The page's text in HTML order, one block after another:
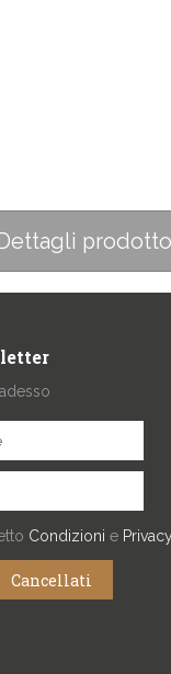
prodotto
Condizioni e Privacy